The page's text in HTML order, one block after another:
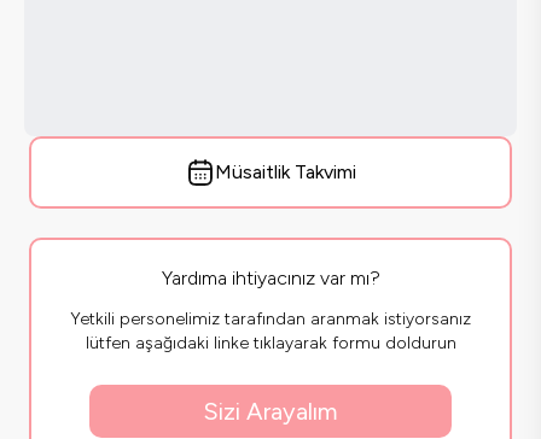
Müsaitlik Takvimi
Yardıma ihtiyacınız var mı?
Yetkili personelimiz tarafından aranmak istiyorsanız
lütfen aşağıdaki linke tıklayarak formu doldurun
Sizi Arayalım